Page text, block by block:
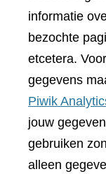
informatie
bezochte
etcetera.
gegevens
Piwik
jouw
gebruiken
alleen